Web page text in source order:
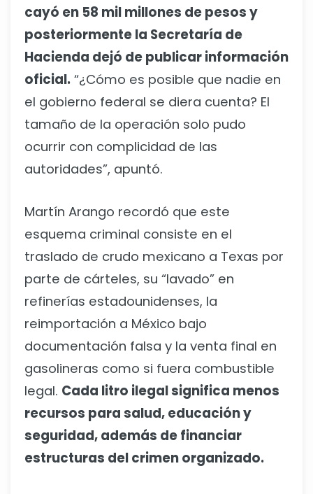
cayó en 58 mil millones de pesos y
posteriormente la Secretaría de
Hacienda dejó de publicar información
oficial. “¿Cómo es posible que nadie en
el gobierno federal se diera cuenta? El
tamaño de la operación solo pudo
ocurrir con complicidad de las
autoridades”, apuntó.
Martín Arango recordó que este
esquema criminal consiste en el
traslado de crudo mexicano a Texas por
parte de cárteles, su “lavado” en
refinerías estadounidenses, la
reimportación a México bajo
documentación falsa y la venta final en
gasolineras como si fuera combustible
legal. Cada litro ilegal significa menos
recursos para salud, educación y
seguridad, además de financiar
estructuras del crimen organizado.